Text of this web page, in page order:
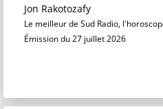
Jon Rakotozafy
Le meilleur de Sud Radio,
Émission du 27 juillet 2026